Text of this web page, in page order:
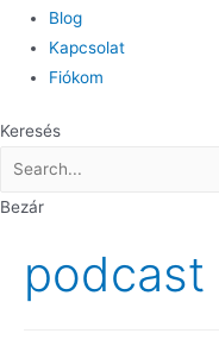
Blog
Kapcsolat
Fiókom
Keresés
Bezár
podcast